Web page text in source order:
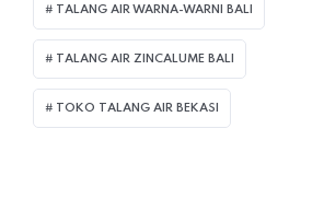
TALANG AIR WARNA-WARNI BALI
TALANG AIR ZINCALUME BALI
TOKO TALANG AIR BEKASI